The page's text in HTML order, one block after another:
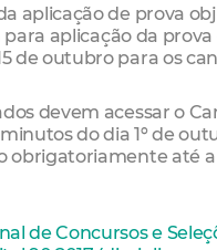
aplicação de prova
aplicação da
de outubro para os
devem acessar o
do dia 1º de
obrigatoriamente até
de Concursos e